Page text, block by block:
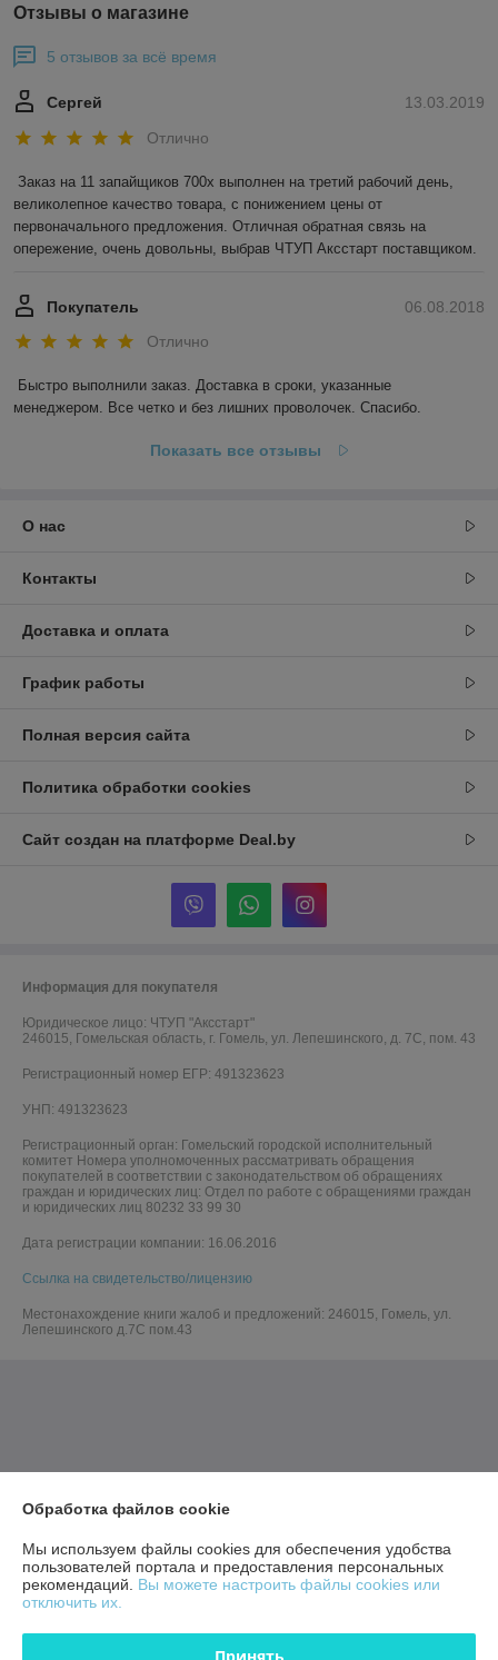
Отзывы о магазине
5 отзывов за всё время
13.03.2019
Сергей
Отлично
Заказ на 11 запайщиков 700х выполнен на третий рабочий день,
великолепное качество товара, с понижением цены от
первоначального предложения. Отличная обратная связь на
опережение, очень довольны, выбрав ЧТУП Аксстарт поставщиком.
06.08.2018
Покупатель
Отлично
Быстро выполнили заказ. Доставка в сроки, указанные
менеджером. Все четко и без лишних проволочек. Спасибо.
Показать все отзывы
О нас
Контакты
Доставка и оплата
График работы
Полная версия сайта
Политика обработки cookies
Сайт создан на платформе Deal.by
Информация для покупателя
Юридическое лицо: ЧТУП "Аксстарт"
246015, Гомельская область, г. Гомель, ул. Лепешинского, д. 7С, пом. 43
Регистрационный номер ЕГР: 491323623
УНП: 491323623
Регистрационный орган: Гомельский городской исполнительный
комитет Номера уполномоченных рассматривать обращения
покупателей в соответствии с законодательством об обращениях
граждан и юридических лиц: Отдел по работе с обращениями граждан
и юридических лиц 80232 33 99 30
Дата регистрации компании: 16.06.2016
Ссылка на свидетельство/лицензию
Местонахождение книги жалоб и предложений: 246015, Гомель, ул.
Лепешинского д.7С пом.43
Обработка файлов cookie
Мы используем файлы cookies для обеспечения удобства
пользователей портала и предоставления персональных
рекомендаций. Вы можете настроить файлы cookies или
отключить их.
Принять